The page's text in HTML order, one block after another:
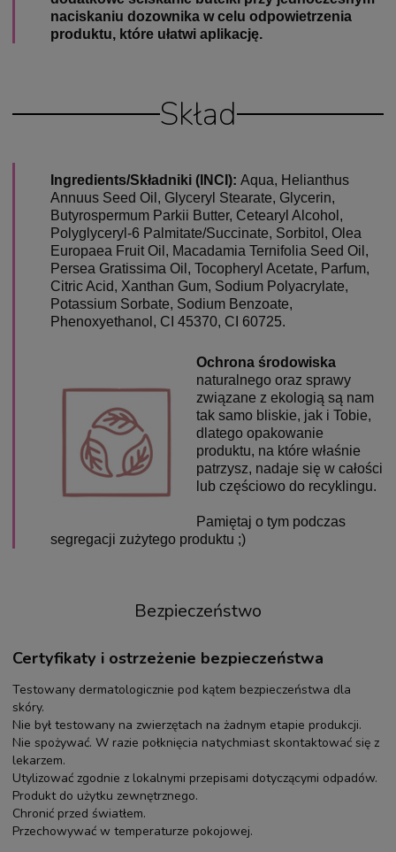
naciskaniu dozownika w celu odpowietrzenia
produktu, które ułatwi aplikację.
Skład
Ingredients/Składniki (INCI): Aqua, Helianthus
Annuus Seed Oil, Glyceryl Stearate, Glycerin,
Butyrospermum Parkii Butter, Cetearyl Alcohol,
Polyglyceryl-6 Palmitate/Succinate, Sorbitol, Olea
Europaea Fruit Oil, Macadamia Ternifolia Seed Oil,
Persea Gratissima Oil, Tocopheryl Acetate, Parfum,
Citric Acid, Xanthan Gum, Sodium Polyacrylate,
Potassium Sorbate, Sodium Benzoate,
Phenoxyethanol, CI 45370, CI 60725.
Ochrona środowiska
naturalnego oraz sprawy
związane z ekologią są nam
tak samo bliskie, jak i Tobie,
dlatego opakowanie
produktu, na które właśnie
patrzysz, nadaje się w całości
lub częściowo do recyklingu.
Pamiętaj o tym podczas
segregacji zużytego produktu ;)
Bezpieczeństwo
Certyfikaty i ostrzeżenie bezpieczeństwa
Testowany dermatologicznie pod kątem bezpieczeństwa dla
skóry.
Nie był testowany na zwierzętach na żadnym etapie produkcji.
Nie spożywać. W razie połknięcia natychmiast skontaktować się z
lekarzem.
Utylizować zgodnie z lokalnymi przepisami dotyczącymi odpadów.
Produkt do użytku zewnętrznego.
Chronić przed światłem.
Przechowywać w temperaturze pokojowej.